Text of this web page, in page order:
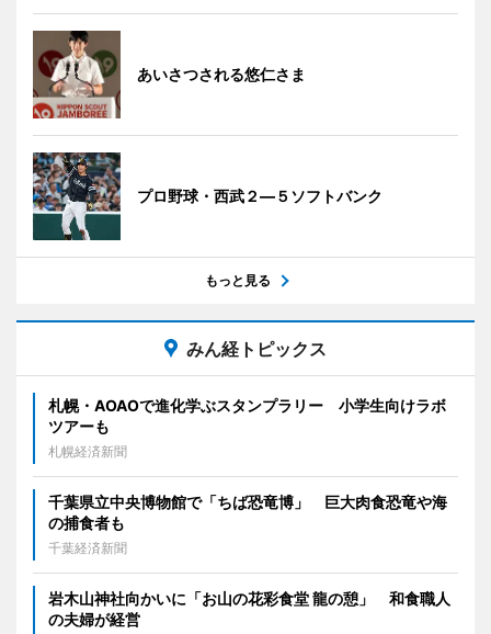
あいさつされる悠仁さま
プロ野球・西武２―５ソフトバンク
もっと見る
みん経トピックス
札幌・AOAOで進化学ぶスタンプラリー 小学生向けラボ
ツアーも
札幌経済新聞
千葉県立中央博物館で「ちば恐竜博」 巨大肉食恐竜や海
の捕食者も
千葉経済新聞
岩木山神社向かいに「お山の花彩食堂 龍の憩」 和食職人
の夫婦が経営